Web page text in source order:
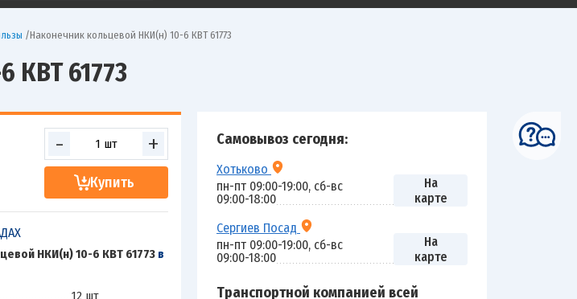
/Наконечник кольцевой НКИ(н) 10-6 КВТ 61773
61773
- +
Купить
НКИ(н) 10-6 КВТ 61773 в
12 шт
Самовывоз сегодня:
Хотьково
пн-пт 09:00-19:00, сб-вс
09:00-18:00
На
карте
Сергиев Посад
пн-пт 09:00-19:00, сб-вс
09:00-18:00
На
карте
Транспортной компанией всей